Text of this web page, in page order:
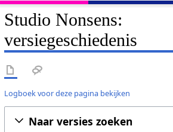
Studio Nonsens:
versiegeschiedenis
Logboek voor deze pagina bekijken
Naar versies zoeken